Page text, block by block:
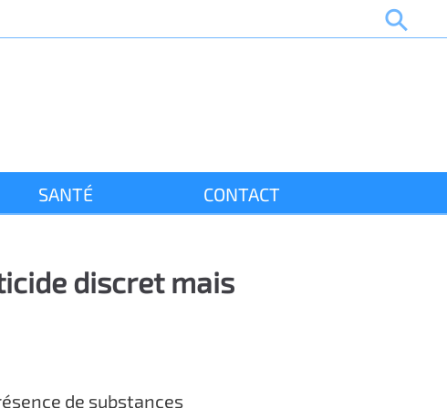
SANTÉ CONTACT
discret mais
de substances